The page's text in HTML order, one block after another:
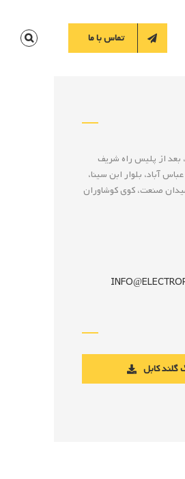
تماس با ما
بعد از پليس راه شريف
آباد، بلوار ابن سينا،
از ميدان صنعت، كوی كوشاوران
گلند کابل